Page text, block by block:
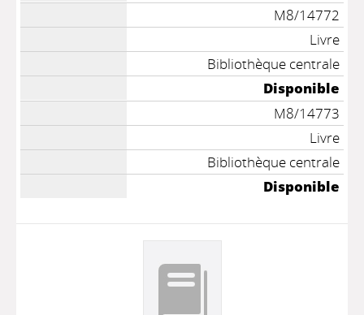
M8/14772
Livre
Bibliothèque centrale
Disponible
M8/14773
Livre
Bibliothèque centrale
Disponible